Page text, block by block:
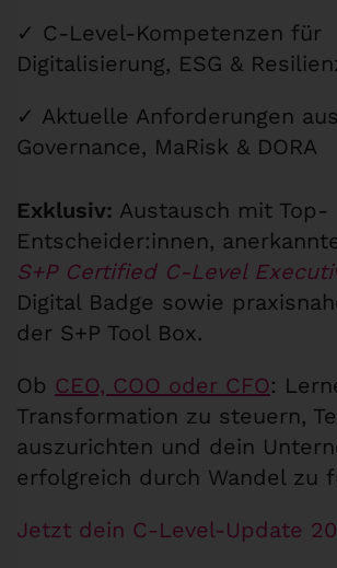
✓ C-Level-Kompetenzen für
Digitalisierung, ESG &
✓ Aktuelle Anforderungen
Governance, MaRisk & DORA
Exklusiv: Austausch mit Top-
Entscheider:innen,
S+P Certified C-Level
Digital Badge sowie
der S+P Tool Box.
Ob CEO, COO oder CFO:
Transformation zu steuern,
auszurichten und dein
erfolgreich durch Wandel zu
Jetzt dein C-Level-Update